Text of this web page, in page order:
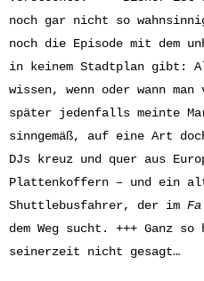
noch gar nicht so
noch die Episode mit dem
in keinem Stadtplan gibt:
wissen, wenn oder wann
später jedenfalls meinte
sinngemäß, auf eine Art
DJs kreuz und quer aus
Plattenkoffern – und ein
Shuttlebusfahrer, der im
dem Weg sucht. +++ Ganz
seinerzeit nicht gesagt…